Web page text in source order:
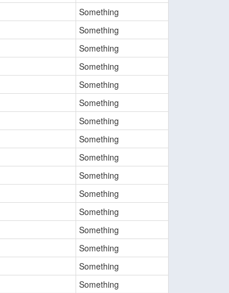
Something
Something
Something
Something
Something
Something
Something
Something
Something
Something
Something
Something
Something
Something
Something
Something